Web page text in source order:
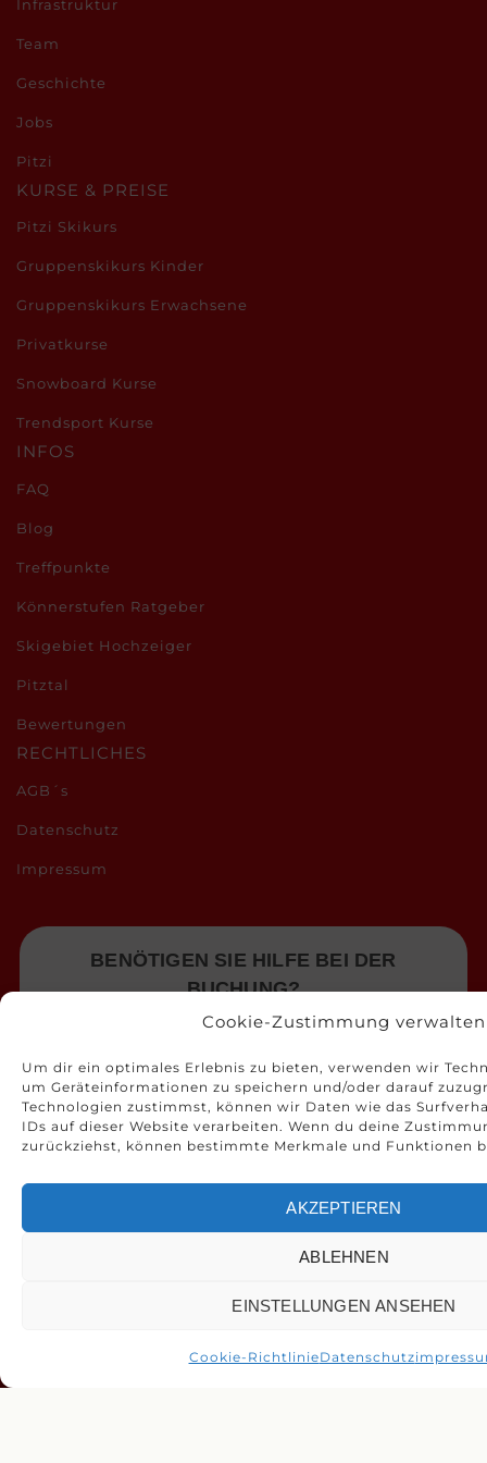
Cookie-Zustimmung verwalten
Um dir ein optimales Erlebnis zu bieten, verwenden wir
um Geräteinformationen zu speichern und/oder darauf
Technologien zustimmst, können wir Daten wie das
IDs auf dieser Website verarbeiten. Wenn du deine
zurückziehst, können bestimmte Merkmale und Funktionen
AKZEPTIEREN
ABLEHNEN
EINSTELLUNGEN ANSEHEN
Cookie-RichtlinieDatenschutz
Infrastruktur
Team
Geschichte
Jobs
Pitzi
KURSE & PREISE
Pitzi Skikurs
Gruppenskikurs Kinder
Gruppenskikurs Erwachsene
Privatkurse
Snowboard Kurse
Trendsport Kurse
INFOS
FAQ
Blog
Treffpunkte
Könnerstufen Ratgeber
Skigebiet Hochzeiger
Pitztal
Bewertungen
RECHTLICHES
AGB´s
Datenschutz
Impressum
BENÖTIGEN SIE HILFE BEI DER
BUCHUNG?
Rufen Sie unser Büroteam an, senden
unserKontaktformular. Wir helfen
Ihnen gerne weiter.
+43(5414)86910
info@skischule-hochzeiger.com